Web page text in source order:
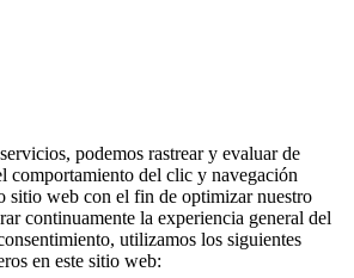
podemos rastrear y evaluar de
comportamiento del clic y navegación
sitio web con el fin de optimizar nuestro
continuamente la experiencia general del
utilizamos los siguientes
en este sitio web: